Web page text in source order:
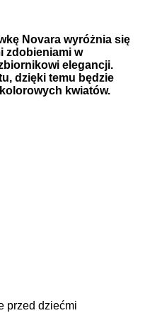
Novara wyróżnia się
zdobieniami w
elegancji.
dzięki temu będzie
kwiatów.
przed dziećmi